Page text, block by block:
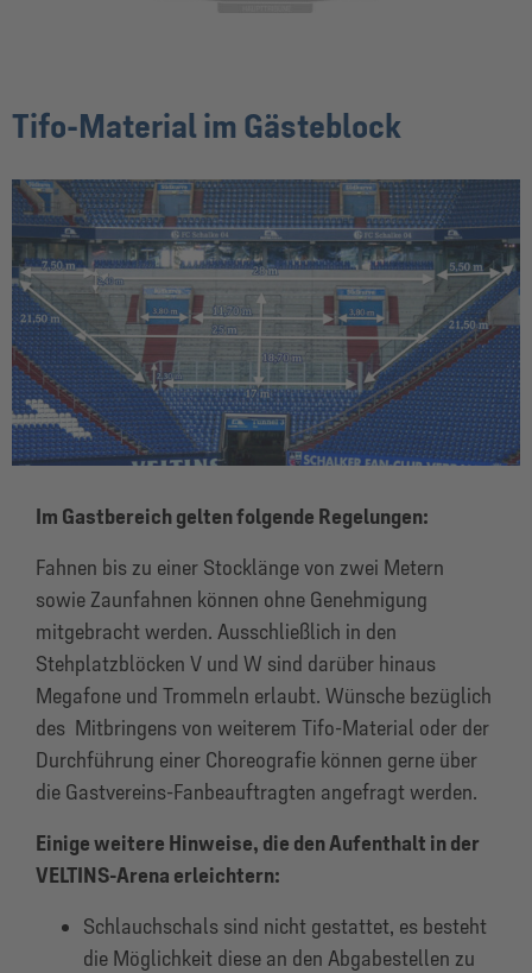
Tifo-Material im Gästeblock
Im Gastbereich gelten folgende Regelungen:
Fahnen bis zu einer Stocklänge von zwei Metern
sowie Zaunfahnen können ohne Genehmigung
mitgebracht werden. Ausschließlich in den
Stehplatzblöcken V und W sind darüber hinaus
Megafone und Trommeln erlaubt. Wünsche bezüglich
des Mitbringens von weiterem Tifo-Material oder der
Durchführung einer Choreografie können gerne über
die Gastvereins-Fanbeauftragten angefragt werden.
Einige weitere Hinweise, die den Aufenthalt in der
VELTINS-Arena erleichtern:
Schlauchschals sind nicht gestattet, es besteht
die Möglichkeit diese an den Abgabestellen zu